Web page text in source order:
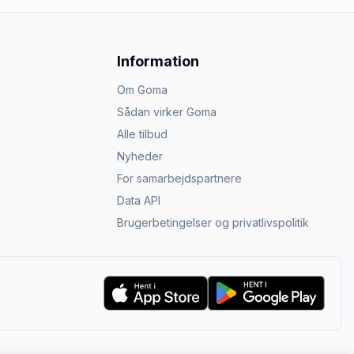
Information
Om Goma
Sådan virker Goma
Alle tilbud
Nyheder
For samarbejdspartnere
Data API
Brugerbetingelser og privatlivspolitik